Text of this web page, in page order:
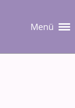
Menü